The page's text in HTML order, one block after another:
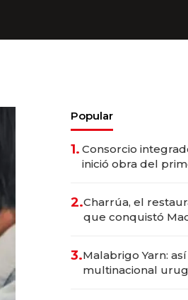
Popular
1. Consorcio
inició obra del
millones
2.Charrúa, el
que conquistó
prepara apertura
3.Malabrigo Yarn:
multinacional